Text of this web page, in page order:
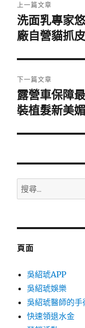
章
導
覽
上一篇文章
上
一
文
章:
洗面乳專家
廠自營貓抓
下一篇文章
下
一
文
露營車保障
裝植髮新美
搜
尋
鍵
頁面
吳紹琥APP
吳紹琥娛樂
吳紹琥醫師的手
快速領退水金